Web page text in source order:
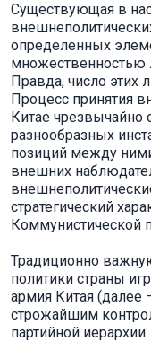
Существующая в
определенных
Правда, число этих
Процесс принятия
Китае чрезвычайно
разнообразных
позиций между
внешних
стратегический
Коммунистической
Традиционно
политики страны
армия Китая (далее
строжайшим
партийной иерархии.